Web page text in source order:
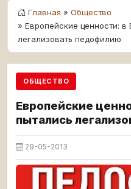
Главная » Общество
» Европейские ценности: в
легализовать педофилию
ОБЩЕСТВО
Европейские
пытались
29-05-2013